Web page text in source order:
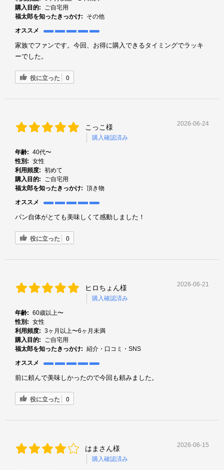
購入目的:
ご自宅用
福太郎を知ったきっかけ:
その他
オススメ
家族でファンです。今回、お得に購入できるタイミングでラッキ
ーでした。
役に立った 0
こっこ様
購入確認済み
2026-06-24
年齢: 40代〜
性別: 女性
利用頻度: 初めて
購入目的:
ご自宅用
福太郎を知ったきっかけ: 頂き物
オススメ
パン自体がとても美味しくて感動しました！
役に立った 0
ヒロちょん様
購入確認済み
2026-06-21
年齢: 60歳以上〜
性別: 女性
利用頻度: 3ヶ月以上〜6ヶ月未満
購入目的:
ご自宅用
福太郎を知ったきっかけ: 紹介・口コミ・SNS
オススメ
前に頼んで美味しかったので今回も頼みました。
役に立った 0
はまさん様
購入確認済み
2026-06-15